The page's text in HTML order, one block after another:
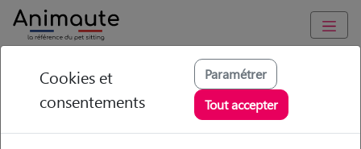
Animaute Bretagne Cléder
Catherine - Petsitter
à Cleder
Cookies et
consentements
Paramétrer
Tout accepter